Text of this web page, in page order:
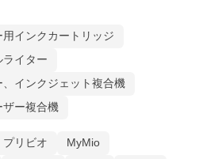
インクカートリッジ
イター
インクジェット複合機
ー複合機
プリビオ
MyMio